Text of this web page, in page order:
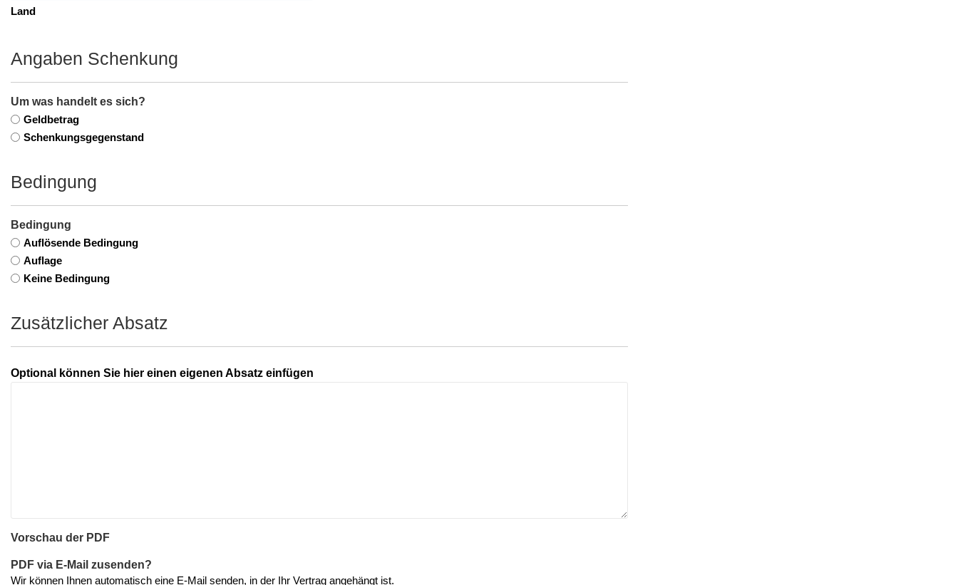
Land
Angaben Schenkung
Um was handelt es sich?
Geldbetrag
Schenkungsgegenstand
Bedingung
Bedingung
Auflösende Bedingung
Auflage
Keine Bedingung
Zusätzlicher Absatz
Optional können Sie hier einen eigenen Absatz einfügen
Vorschau der PDF
PDF via E-Mail zusenden?
Wir können Ihnen automatisch eine E-Mail senden, in der Ihr Vertrag angehängt ist.